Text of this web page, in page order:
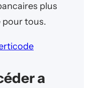
plus
pour tous.
a